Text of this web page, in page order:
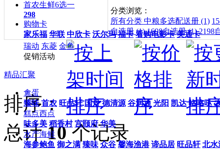
首农生鲜6选一
298
购物卡
家乐福 华联 中欣卡 沃尔玛 福卡 看购电影卡 美通卡
瑞动 东菱 金鱼
促销活动
精品汇聚
禽蛋
臻味 首农 旺品轩 国丹 德清源 谷润通 光阳 凯达 咯咯哒
糕点西点
味多美 稻香村 宫颐府 华美
水产海鲜
海参鲍鱼 御之满 臻味 众谷 馨海渔港 谛品居 旺品轩 北水
分类浏览：
所有分类 中粮多选配送册 (1)
自选册 (1) 1698自选册 (1) 2198
排序：
总计10个记录